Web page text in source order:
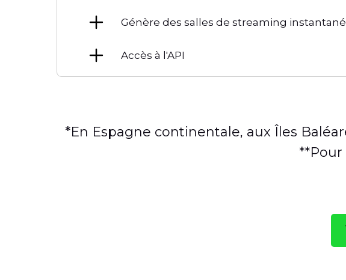
Génère des salles de streaming
Accès à l'API
*En Espagne continentale, aux Îles